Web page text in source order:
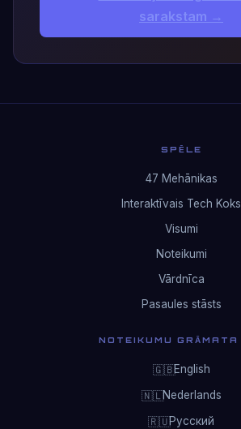
sarakstam →
SPĒLE
47 Mehānikas
Interaktīvais Tech Koks
Visumi
Noteikumi
Vārdnīca
Pasaules stāsts
NOTEIKUMU GRĀMATA
🇬🇧English
🇳🇱Nederlands
🇷🇺Русский